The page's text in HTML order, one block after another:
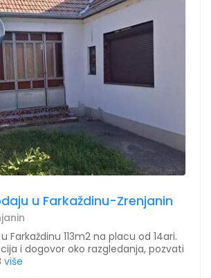
u Farkaždinu-Zrenjanin
Farkaždinu 113m2 na placu od 14ari.
i dogovor oko razgledanja, pozvati
više